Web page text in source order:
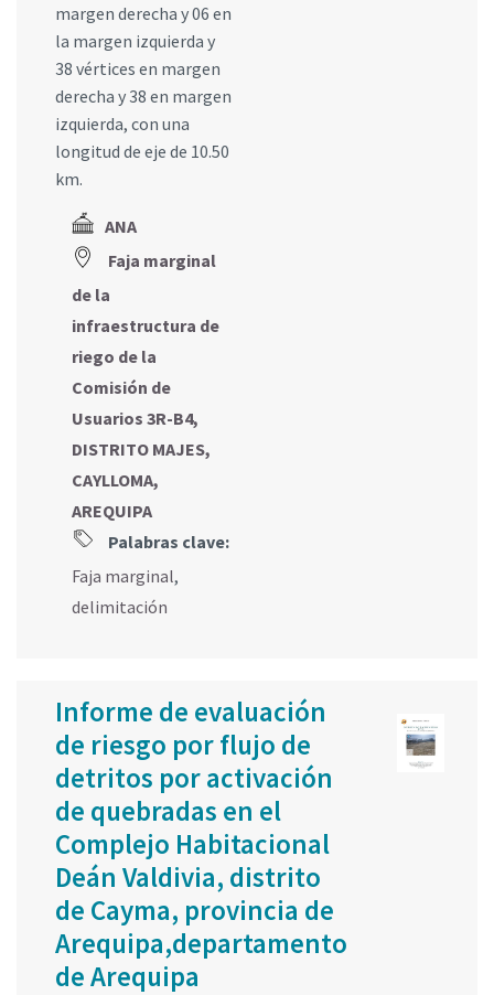
margen derecha y 06 en
la margen izquierda y
38 vértices en margen
derecha y 38 en margen
izquierda, con una
longitud de eje de 10.50
km.
ANA
Faja marginal
de la
infraestructura de
riego de la
Comisión de
Usuarios 3R-B4,
DISTRITO MAJES,
CAYLLOMA,
AREQUIPA
Palabras clave:
Faja marginal,
delimitación
Informe de evaluación
de riesgo por flujo de
detritos por activación
de quebradas en el
Complejo Habitacional
Deán Valdivia, distrito
de Cayma, provincia de
Arequipa,departamento
de Arequipa